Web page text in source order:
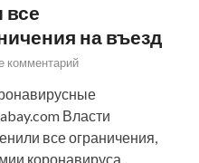
на въезд
комментарий
Власти
все ограничения,
коронавируса.